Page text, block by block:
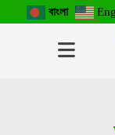
বাংলা